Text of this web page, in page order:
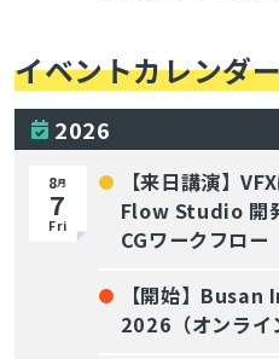
イベントカレンダ
2026
8月
7
Fri
【来日講演】
Flow Studio 開
CGワークフロー
【開始】
2026（オンライ